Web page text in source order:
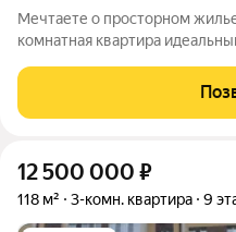
Мечтаете о просторном
комнатная квартира идеальный выбор для вашей семьи! Что
самимЧасть мебели остается заезжай и жив Теплые полы
комфорт в холодное время
12 500 000 ₽
118 м² 3-комн. квартира 9